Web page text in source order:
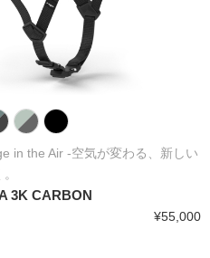
in the Air -空気が変わる、新しい
3K CARBON
¥55,000